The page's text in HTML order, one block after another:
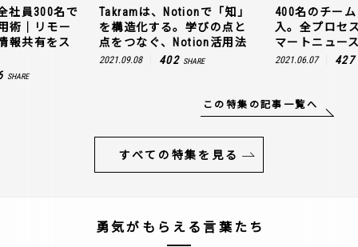
社員300名で
術｜リモー
報共有をス
SHARE
Takramは、Notionで「知」
を構造化する。学びの点と
点をつなぐ、Notion活用法
2021.09.08 402 SHARE
400名のチー
入。全プロセ
マートニュー
2021.06.07 427
この特集の記事一覧へ
すべての特集を見る
勇気がもらえる言葉たち